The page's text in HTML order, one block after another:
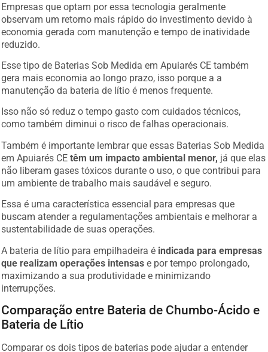
Empresas que optam por essa tecnologia geralmente
observam um retorno mais rápido do investimento devido à
economia gerada com manutenção e tempo de inatividade
reduzido.
Esse tipo de Baterias Sob Medida em Apuiarés CE também
gera mais economia ao longo prazo, isso porque a a
manutenção da bateria de lítio é menos frequente.
Isso não só reduz o tempo gasto com cuidados técnicos,
como também diminui o risco de falhas operacionais.
Também é importante lembrar que essas Baterias Sob Medida
em Apuiarés CEtêm um impacto ambiental menor, já que elas
não liberam gases tóxicos durante o uso, o que contribui para
um ambiente de trabalho mais saudável e seguro.
Essa é uma característica essencial para empresas que
buscam atender a regulamentações ambientais e melhorar a
sustentabilidade de suas operações.
A bateria de lítio para empilhadeira é indicada para empresas
que realizam operações intensas e por tempo prolongado,
maximizando a sua produtividade e minimizando
interrupções.
Comparação entre Bateria de Chumbo-Ácido e
Bateria de Lítio
Comparar os dois tipos de baterias pode ajudar a entender